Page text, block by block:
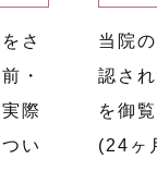
さ
・
際
い
当院
認さ
を御
(24ヶ